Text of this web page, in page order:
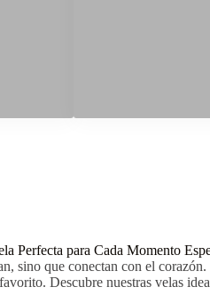
Perfecta para Cada Momento
sino que conectan con el
Descubre nuestras velas